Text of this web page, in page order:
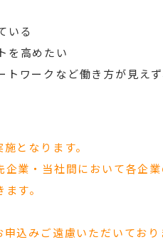
いる
を高めたい
トワークなど働き方が見え
となります。
企業・当社間において各企
す。
込みご遠慮いただいてお